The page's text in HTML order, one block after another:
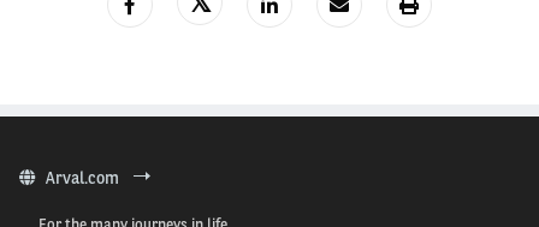
esquema de leasing operativo. Esto significa que la
solución innovadora convierte la flota en un activo
flota con rentback.
Arval.com
For the many journeys in life